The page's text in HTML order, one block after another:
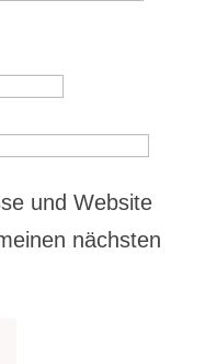
und Website
nächsten